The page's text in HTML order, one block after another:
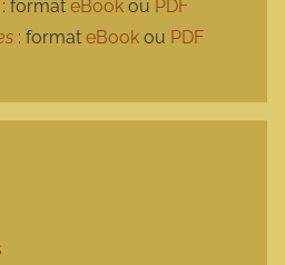
: format eBook ou PDF
: format eBook ou PDF